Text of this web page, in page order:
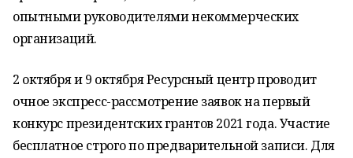
опытными руководителями некоммерческих
организаций.
2 октября и 9 октября Ресурсный центр проводит
очное экспресс-рассмотрение заявок на первый
конкурс президентских грантов 2021 года. Участие
бесплатное строго по предварительной записи. Для